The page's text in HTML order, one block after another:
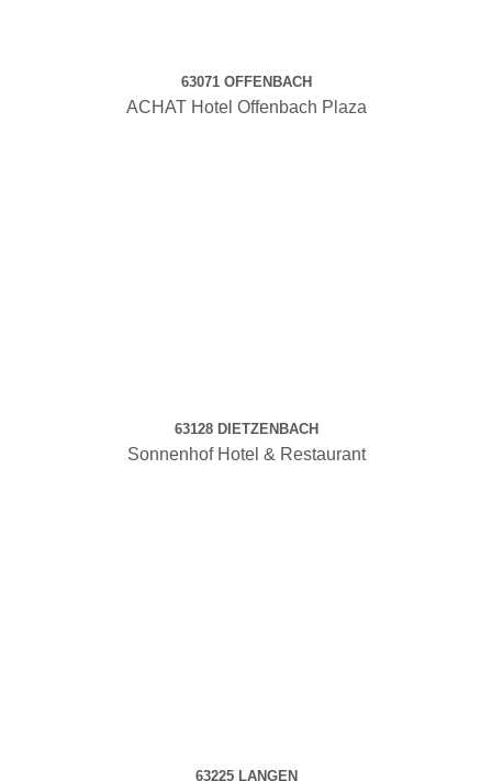
63071 OFFENBACH
ACHAT Hotel Offenbach Plaza
63128 DIETZENBACH
Sonnenhof Hotel & Restaurant
63225 LANGEN